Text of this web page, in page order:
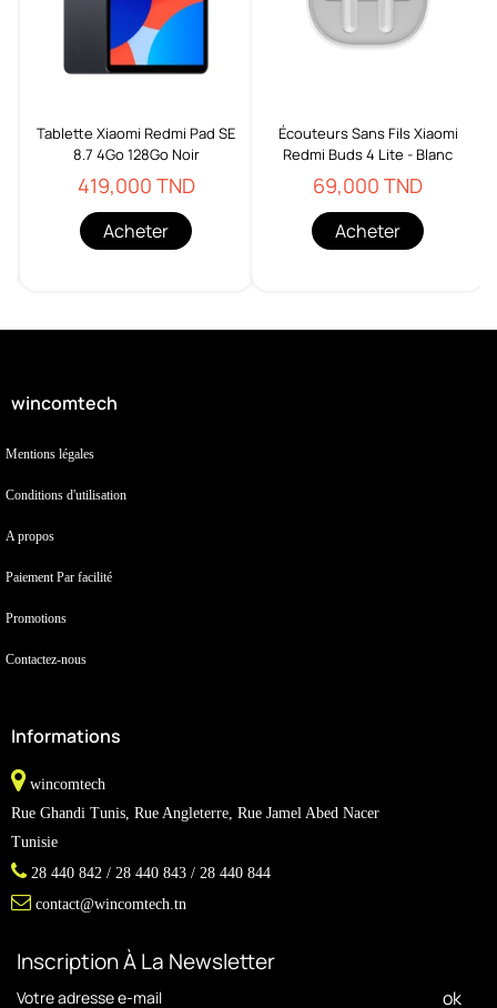
Tablette Xiaomi Redmi Pad SE
8.7 4Go 128Go Noir
419,000 TND
Acheter
Écouteurs Sans Fils Xiaomi
Redmi Buds 4 Lite - Blanc
69,000 TND
Acheter
wincomtech
Mentions légales
Conditions d'utilisation
A propos
Paiement Par facilité
Promotions
Contactez-nous
Informations
wincomtech
Rue Ghandi Tunis, Rue Angleterre, Rue Jamel Abed Nacer
Tunisie
28 440 842 / 28 440 843 / 28 440 844
contact@wincomtech.tn
Inscription À La Newsletter